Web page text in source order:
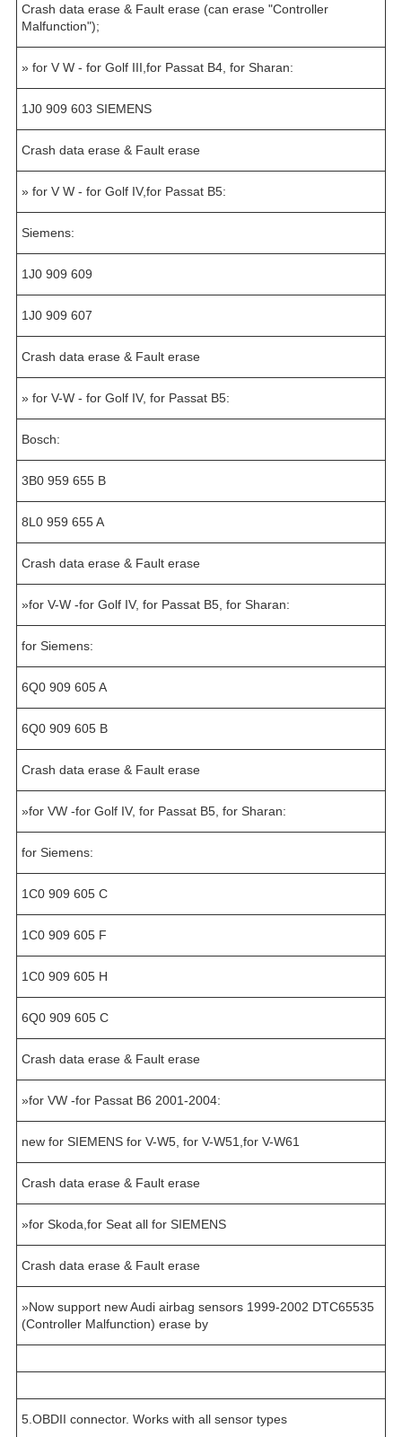
Crash data erase & Fault erase (can erase "Controller
Malfunction");
» for V W - for Golf III,for Passat B4, for Sharan:
1J0 909 603 SIEMENS
Crash data erase & Fault erase
» for V W - for Golf IV,for Passat B5:
Siemens:
1J0 909 609
1J0 909 607
Crash data erase & Fault erase
» for V-W - for Golf IV, for Passat B5:
Bosch:
3B0 959 655 B
8L0 959 655 A
Crash data erase & Fault erase
»for V-W -for Golf IV, for Passat B5, for Sharan:
for Siemens:
6Q0 909 605 A
6Q0 909 605 B
Crash data erase & Fault erase
»for VW -for Golf IV, for Passat B5, for Sharan:
for Siemens:
1C0 909 605 C
1C0 909 605 F
1C0 909 605 H
6Q0 909 605 C
Crash data erase & Fault erase
»for VW -for Passat B6 2001-2004:
new for SIEMENS for V-W5, for V-W51,for V-W61
Crash data erase & Fault erase
»for Skoda,for Seat all for SIEMENS
Crash data erase & Fault erase
»Now support new Audi airbag sensors 1999-2002 DTC65535
(Controller Malfunction) erase by
5.OBDII connector. Works with all sensor types